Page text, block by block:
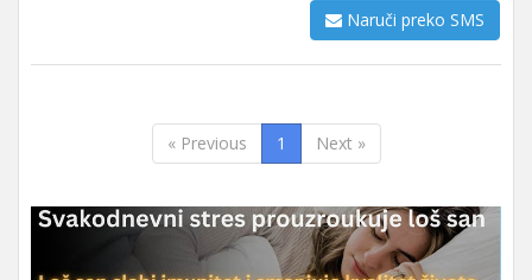
Naruči preko SMS
« Previous 1 Next »